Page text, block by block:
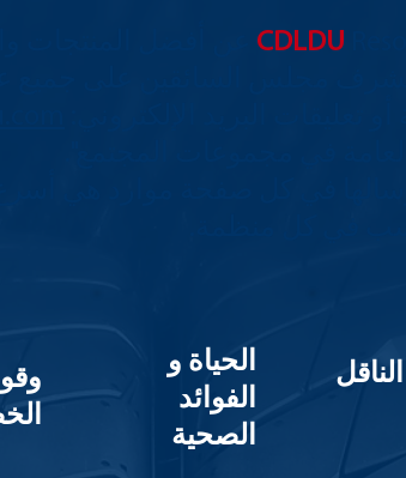
CDLDU
الحياة و
الفوائد
الصحية